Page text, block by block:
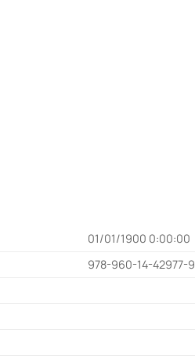
01/01/1900 0:00:00
978-960-14-42977-9